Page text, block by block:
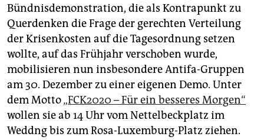
Bündnisdemonstration, die als Kontrapunkt zu
Querdenken die Frage der gerechten Verteilung
der Krisenkosten auf die Tagesordnung setzen
wollte, auf das Frühjahr verschoben wurde,
mobilisieren nun insbesondere Antifa-Gruppen
am 30. Dezember zu einer eigenen Demo. Unter
dem Motto„FCK2020 – Für ein besseres Morgen“
wollen sie ab 14 Uhr vom Nettelbeckplatz im
Weddng bis zum Rosa-Luxemburg-Platz ziehen.